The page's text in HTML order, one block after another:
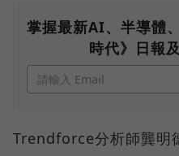
掌握最新AI、半導體
時代》日報
Trendforce分析師龔明